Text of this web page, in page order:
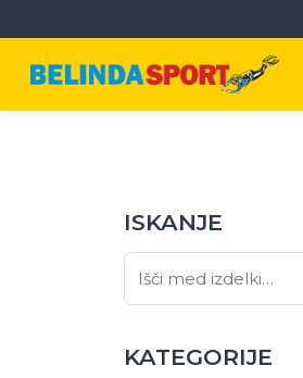
ISKANJE
Išči:
KATEGORIJE